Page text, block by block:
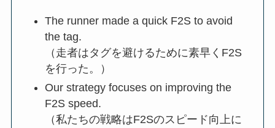
The runner made a quick F2S to avoid
the tag.
（走者はタグを避けるために素早くF2S
を行った。）
Our strategy focuses on improving the
F2S speed.
（私たちの戦略はF2Sのスピード向上に